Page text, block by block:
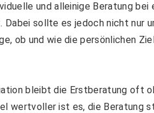
und alleinige Beratung
sollte es jedoch nicht nur
ob und wie die persönlichen
bleibt die Erstberatung oft
wertvoller ist es, die Beratung